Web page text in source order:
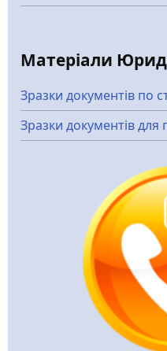
Матеріали
Зразки документів по
Зразки документів для